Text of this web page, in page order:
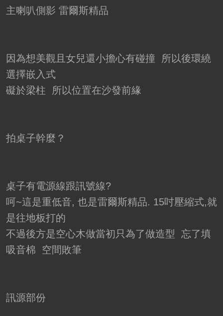
主喇叭側影 雷爾斯精品
因為想美觀且女兒還小擔心有碰撞 所以後環繞
選擇嵌入式
礙於梁柱 所以位置在沙發前緣
拍桌子幹麼？
桌子有電源線跟訊號線?
呵~這是重低音, 也是雷爾斯精品. 15吋壓縮式,就
是往地板打的
不過後方是空心木做當初只為了做造型 忘了填
吸音棉 空間敗筆
訊源部份